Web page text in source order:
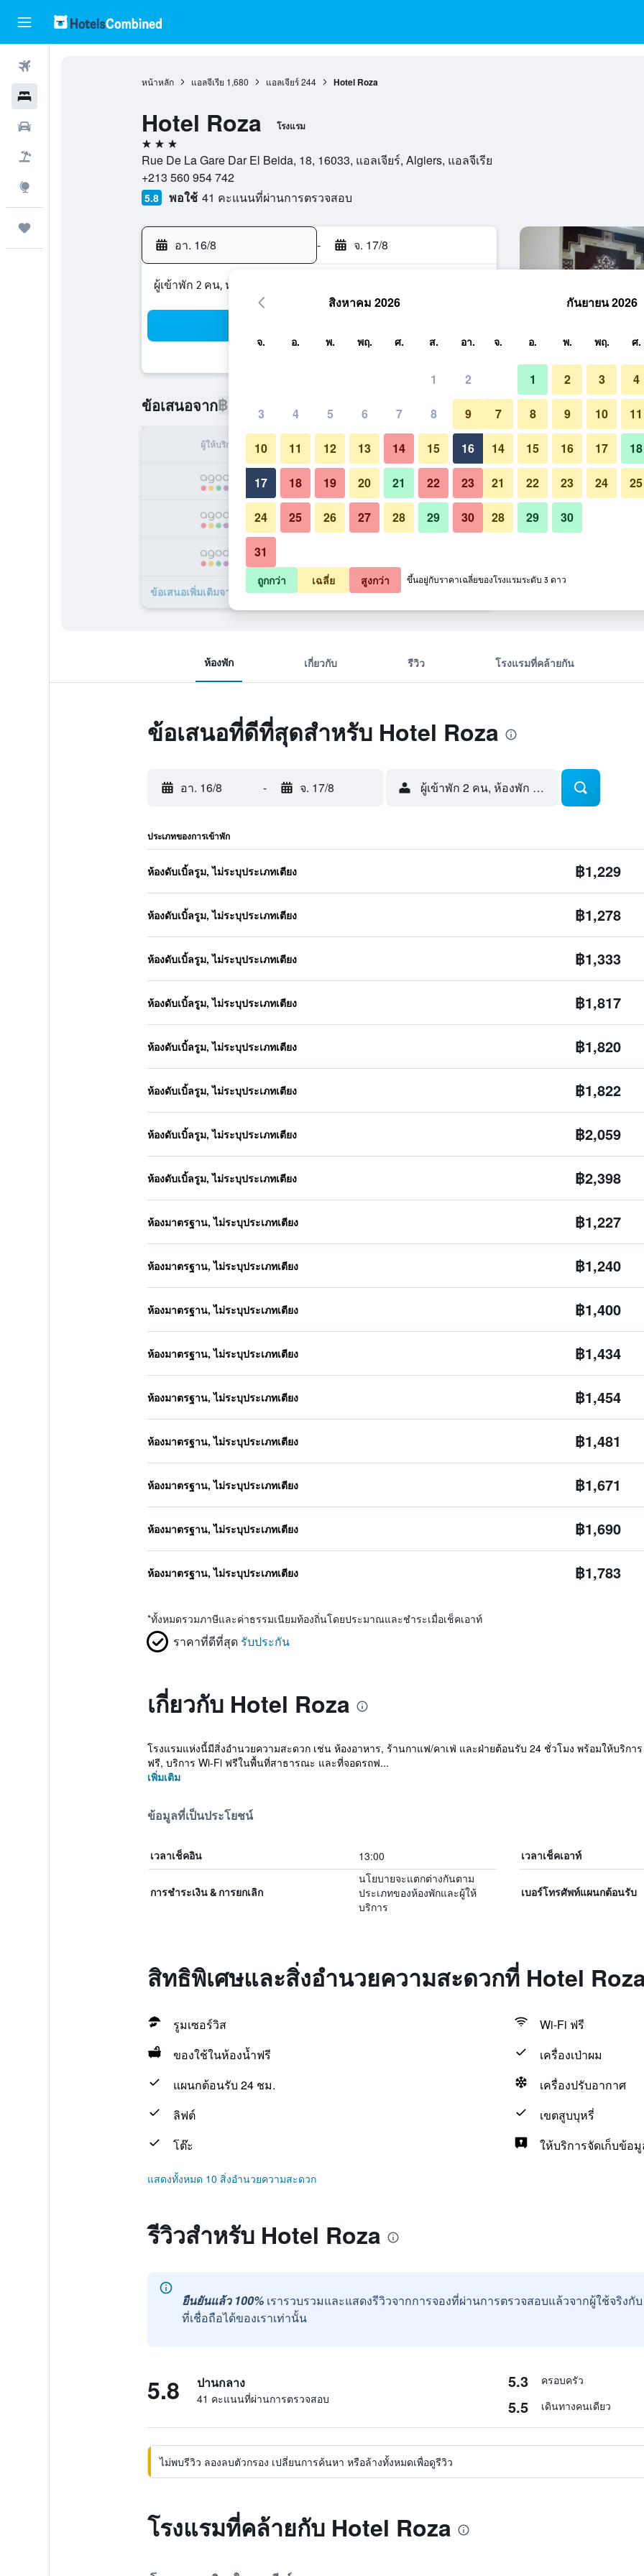
หน้าหลัก แอลจีเรีย 1,680 แอลเจียร์ 244 Hotel Roza
Hotel Roza โรงแรม
3 ดาว
Rue De La Gare Dar El Beida, 18, 16033, แอลเจียร์, Algiers, แอลจีเรีย
+213 560 954 742
5.8 พอใช้ 41 คะแนนที่ผ่านการตรวจสอบ
อา. 16/8 - จ. 17/8
ผู้เข้าพัก 2 คน, ห้องพัก 1 ห้อง
ข้อเสนอจาก฿1,227
ผู้ให้บริการ ทั้งหมด (ต่อคืน)
฿1,227 เช็คดีล
฿1,229 เช็คดีล
ข้อเสนอเพิ่มเติมจาก Hotel Roza 17 รายการ
ร้านอาหาร
รูปภาพของ Hotel Roza
ห้องพัก เกี่ยวกับ รีวิว โรงแรมที่คล้ายกัน
ข้อเสนอที่ดีที่สุดสำหรับ Hotel Roza
อา. 16/8 - จ. 17/8 ผู้เข้าพัก 2 คน, ห้องพัก 1 ห้อง
ประเภทของการเข้าพัก
ห้องดับเบิ้ลรูม, ไม่ระบุประเภทเตียง ฿1,229
ห้องดับเบิ้ลรูม, ไม่ระบุประเภทเตียง ฿1,278
ห้องดับเบิ้ลรูม, ไม่ระบุประเภทเตียง ฿1,333
ห้องดับเบิ้ลรูม, ไม่ระบุประเภทเตียง ฿1,817
ห้องดับเบิ้ลรูม, ไม่ระบุประเภทเตียง ฿1,820
ห้องดับเบิ้ลรูม, ไม่ระบุประเภทเตียง ฿1,822
ห้องดับเบิ้ลรูม, ไม่ระบุประเภทเตียง ฿2,059
ห้องดับเบิ้ลรูม, ไม่ระบุประเภทเตียง ฿2,398
ห้องมาตรฐาน, ไม่ระบุประเภทเตียง ฿1,227
ห้องมาตรฐาน, ไม่ระบุประเภทเตียง ฿1,240
ห้องมาตรฐาน, ไม่ระบุประเภทเตียง ฿1,400
ห้องมาตรฐาน, ไม่ระบุประเภทเตียง ฿1,434
ห้องมาตรฐาน, ไม่ระบุประเภทเตียง ฿1,454
ห้องมาตรฐาน, ไม่ระบุประเภทเตียง ฿1,481
ห้องมาตรฐาน, ไม่ระบุประเภทเตียง ฿1,671
ห้องมาตรฐาน, ไม่ระบุประเภทเตียง ฿1,690
ห้องมาตรฐาน, ไม่ระบุประเภทเตียง ฿1,783
*ทั้งหมดรวมภาษีและค่าธรรมเนียมท้องถิ่นโดยประมาณและชำระเมื่อเช็คเอาท์
ราคาที่ดีที่สุด รับประกัน
เกี่ยวกับ Hotel Roza
โรงแรมแห่งนี้มีสิ่งอำนวยความสะดวก เช่น ห้องอาหาร, ร้านกาแฟ/คาเฟ่ และฝ่ายต้อนรับ 24 ชั่วโมง พร้อมให้บริกา
ฟรี, บริการ Wi-Fi ฟรีในพื้นที่สาธารณะ และที่จอดรถฟ...
เพิ่มเติม
ข้อมูลที่เป็นประโยชน์
เวลาเช็คอิน 13:00 เวลาเช็คเอาท์
การชำระเงิน & การยกเลิก
นโยบายจะแตกต่างกันตาม
ประเภทของห้องพักและผู้ให้
บริการ
เบอร์โทรศัพท์แผนกต้อนรับ
สิทธิพิเศษและสิ่งอำนวยความสะดวกที่ Hotel
รูมเซอร์วิส
Wi-Fi ฟรี
ของใช้ในห้องน้ำฟรี
เครื่องเป่าผม
แผนกต้อนรับ 24 ชม.
เครื่องปรับอากาศ
ลิฟต์
เขตสูบบุหรี่
โต๊ะ
ให้บริการจัดเก็บข้อ
แสดงทั้งหมด 10 สิ่งอำนวยความสะดวก
รีวิวสำหรับ Hotel Roza
ยืนยันแล้ว 100% เรารวบรวมและแสดงรีวิวจากการจองที่ผ่านการตรวจสอบแล้วจากผู้ใช้จริง
ที่เชื่อถือได้ของเราเท่านั้น
5.8 ปานกลาง
41 คะแนนที่ผ่านการตรวจสอบ
5.3 ครอบครัว
5.5 เดินทางคนเดียว
ไม่พบรีวิว ลองลบตัวกรอง เปลี่ยนการค้นหา หรือล้างทั้งหมดเพื่อดูรีวิว
โรงแรมที่คล้ายกับ Hotel Roza
สิงหาคม 2026
จ. อ. พ. พฤ. ศ. ส. อา.
1 2
3 4 5 6 7 8 9
10 11 12 13 14 15 16
17 18 19 20 21 22 23
24 25 26 27 28 29 30
31
กันยายน 2026
จ. อ. พ. พฤ. ศ.
1 2 3 4
7 8 9 10 11
14 15 16 17 18
21 22 23 24 25
28 29 30
ถูกกว่า เฉลี่ย สูงกว่า ขึ้นอยู่กับราคาเฉลี่ยของโรงแรมระดับ 3 ดาว